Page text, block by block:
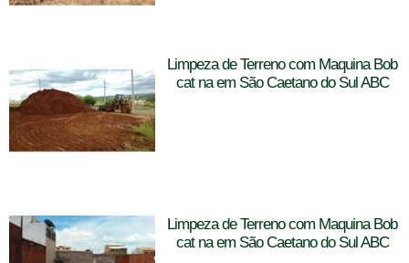
Limpeza de Terreno com Maquina Bob
cat na em São Caetano do Sul ABC
Limpeza de Terreno com Maquina Bob
cat na em São Caetano do Sul ABC